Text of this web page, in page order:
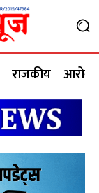
राजकीय आरोग्य